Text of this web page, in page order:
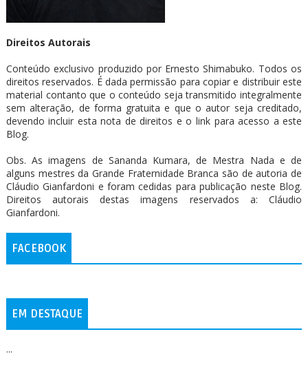
Direitos Autorais
Conteúdo exclusivo produzido por Ernesto Shimabuko. Todos os
direitos reservados. É dada permissão para copiar e distribuir este
material contanto que o conteúdo seja transmitido integralmente
sem alteração, de forma gratuita e que o autor seja creditado,
devendo incluir esta nota de direitos e o link para acesso a este
Blog.
Obs. As imagens de Sananda Kumara, de Mestra Nada e de
alguns mestres da Grande Fraternidade Branca são de autoria de
Cláudio Gianfardoni e foram cedidas para publicação neste Blog.
Direitos autorais destas imagens reservados a: Cláudio
Gianfardoni.
FACEBOOK
EM DESTAQUE
...